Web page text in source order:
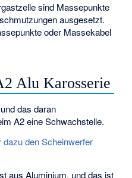
sind Massepunkte
ausgesetzt.
oder Massekabel
Alu Karosserie
das daran
A2 eine Schwachstelle.
den Scheinwerfer
aus Aluminium, und das ist